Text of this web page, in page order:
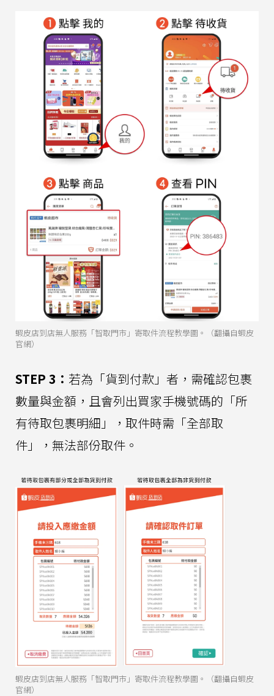
蝦皮店到店無人服務「智取門市」寄取件流程教學圖。（翻攝自蝦皮
官網）
STEP 3： 若為「貨到付款」者，需確認包裹
數量與金額，且會列出買家手機號碼的「所
有待取包裹明細」，取件時需「全部取
件」，無法部份取件。
蝦皮店到店無人服務「智取門市」寄取件流程教學圖。（翻攝自蝦皮
官網）